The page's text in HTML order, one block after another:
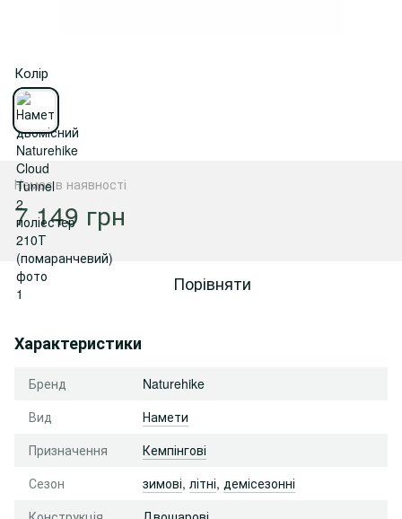
Колір
Немає в наявності
7 149 грн
Порівняти
Характеристики
Бренд
Naturehike
Вид
Намети
Призначення
Кемпінгові
Сезон
зимові, літні, демісезонні